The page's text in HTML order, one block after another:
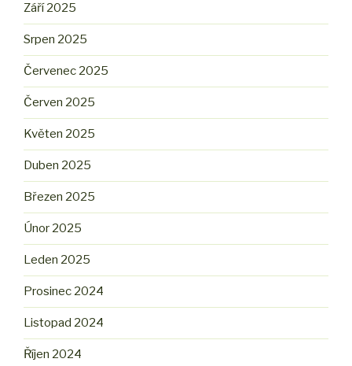
Září 2025
Srpen 2025
Červenec 2025
Červen 2025
Květen 2025
Duben 2025
Březen 2025
Únor 2025
Leden 2025
Prosinec 2024
Listopad 2024
Říjen 2024